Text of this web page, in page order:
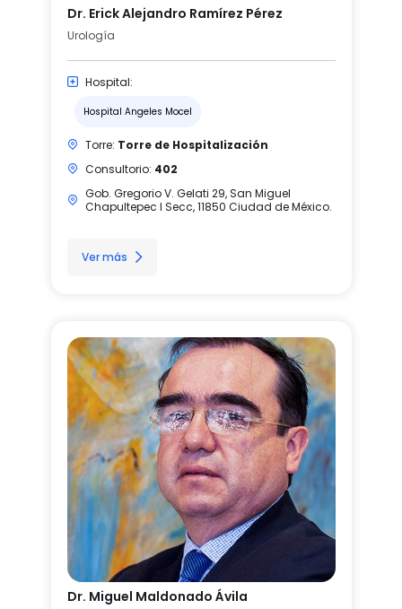
Dr. Erick Alejandro Ramírez Pérez
Urología
Hospital:
Hospital Angeles Mocel
Torre: Torre de Hospitalización
Consultorio: 402
Gob. Gregorio V. Gelati 29, San Miguel
Chapultepec I Secc, 11850 Ciudad de México.
Ver más
Dr. Miguel Maldonado Ávila